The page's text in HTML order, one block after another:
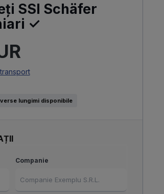
SSI Schäfer
✓
lungimi disponibile
Companie